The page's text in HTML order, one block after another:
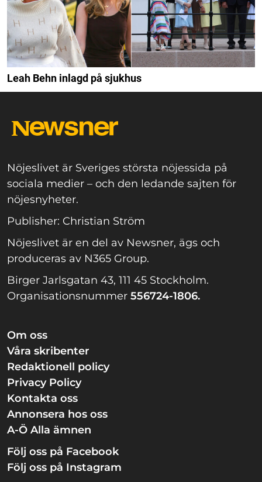
Leah Behn inlagd på sjukhus
Nöjeslivet är Sveriges största nöjessida på
sociala medier – och den ledande sajten för
nöjesnyheter.
Publisher: Christian Ström
Nöjeslivet är en del av Newsner, ägs och
produceras av N365 Group.
Birger Jarlsgatan 43, 111 45 Stockholm.
Organisationsnummer 556724-1806.
Om oss
Våra skribenter
Redaktionell policy
Privacy Policy
Kontakta oss
Annonsera hos oss
A-Ö Alla ämnen
Följ oss på Facebook
Följ oss på Instagram